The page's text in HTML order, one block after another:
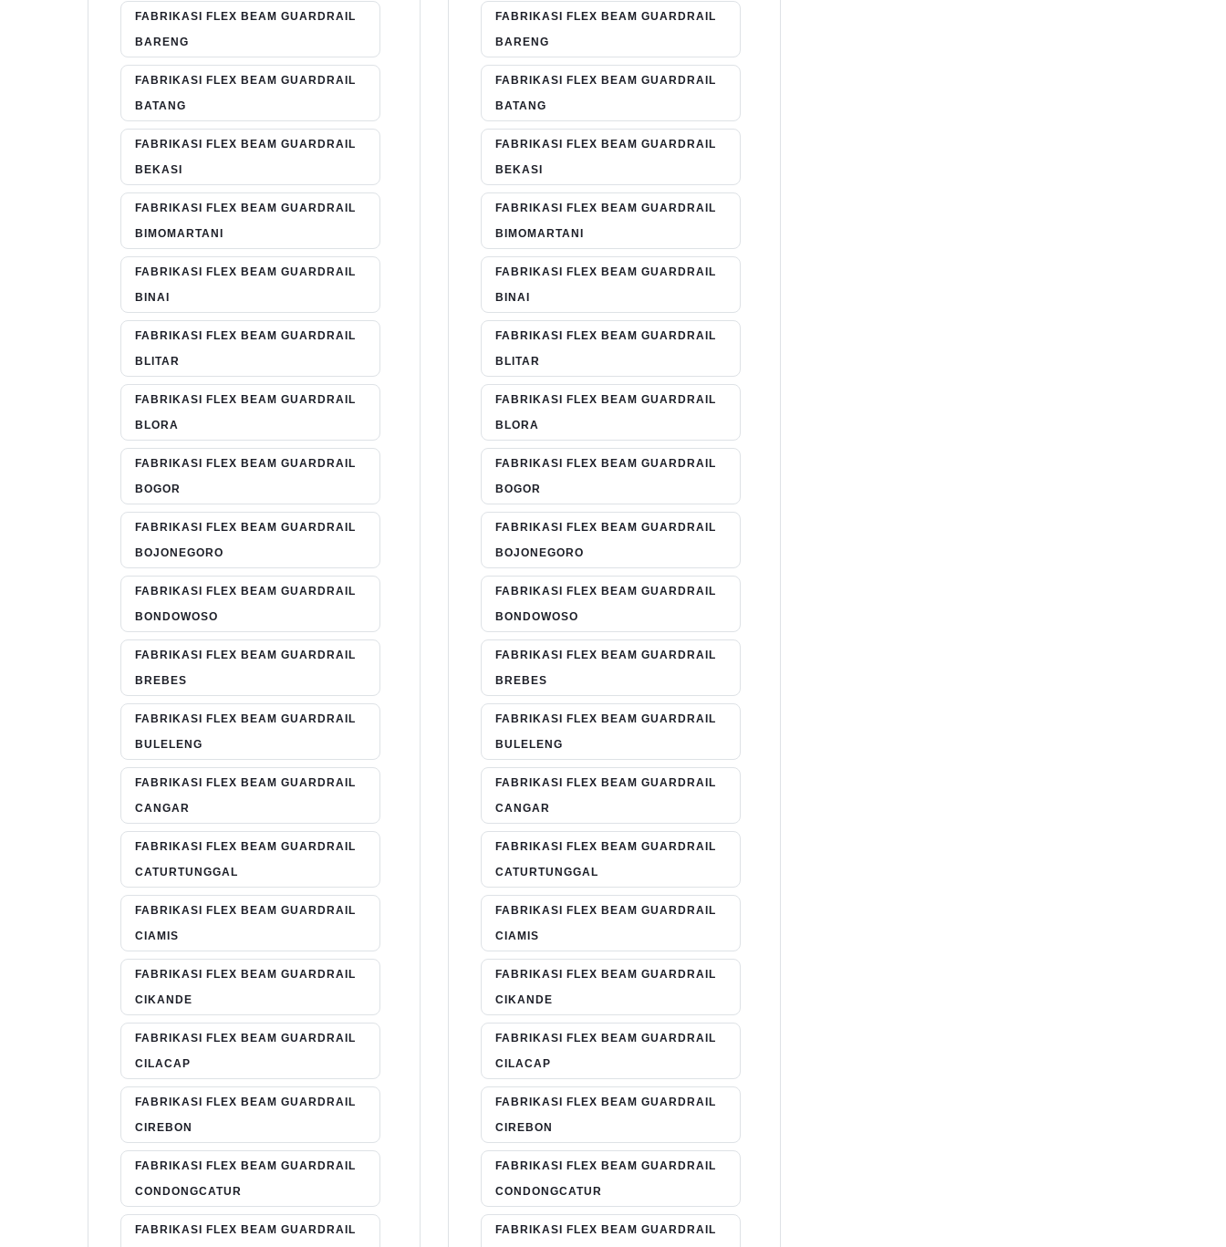
FABRIKASI FLEX BEAM GUARDRAIL
BARENG
FABRIKASI FLEX BEAM GUARDRAIL
BATANG
FABRIKASI FLEX BEAM GUARDRAIL
BEKASI
FABRIKASI FLEX BEAM GUARDRAIL
BIMOMARTANI
FABRIKASI FLEX BEAM GUARDRAIL
BINAI
FABRIKASI FLEX BEAM GUARDRAIL
BLITAR
FABRIKASI FLEX BEAM GUARDRAIL
BLORA
FABRIKASI FLEX BEAM GUARDRAIL
BOGOR
FABRIKASI FLEX BEAM GUARDRAIL
BOJONEGORO
FABRIKASI FLEX BEAM GUARDRAIL
BONDOWOSO
FABRIKASI FLEX BEAM GUARDRAIL
BREBES
FABRIKASI FLEX BEAM GUARDRAIL
BULELENG
FABRIKASI FLEX BEAM GUARDRAIL
CANGAR
FABRIKASI FLEX BEAM GUARDRAIL
CATURTUNGGAL
FABRIKASI FLEX BEAM GUARDRAIL
CIAMIS
FABRIKASI FLEX BEAM GUARDRAIL
CIKANDE
FABRIKASI FLEX BEAM GUARDRAIL
CILACAP
FABRIKASI FLEX BEAM GUARDRAIL
CIREBON
FABRIKASI FLEX BEAM GUARDRAIL
CONDONGCATUR
FABRIKASI FLEX BEAM GUARDRAIL
FABRIKASI FLEX BEAM GUARDRAIL
BARENG
FABRIKASI FLEX BEAM GUARDRAIL
BATANG
FABRIKASI FLEX BEAM GUARDRAIL
BEKASI
FABRIKASI FLEX BEAM GUARDRAIL
BIMOMARTANI
FABRIKASI FLEX BEAM GUARDRAIL
BINAI
FABRIKASI FLEX BEAM GUARDRAIL
BLITAR
FABRIKASI FLEX BEAM GUARDRAIL
BLORA
FABRIKASI FLEX BEAM GUARDRAIL
BOGOR
FABRIKASI FLEX BEAM GUARDRAIL
BOJONEGORO
FABRIKASI FLEX BEAM GUARDRAIL
BONDOWOSO
FABRIKASI FLEX BEAM GUARDRAIL
BREBES
FABRIKASI FLEX BEAM GUARDRAIL
BULELENG
FABRIKASI FLEX BEAM GUARDRAIL
CANGAR
FABRIKASI FLEX BEAM GUARDRAIL
CATURTUNGGAL
FABRIKASI FLEX BEAM GUARDRAIL
CIAMIS
FABRIKASI FLEX BEAM GUARDRAIL
CIKANDE
FABRIKASI FLEX BEAM GUARDRAIL
CILACAP
FABRIKASI FLEX BEAM GUARDRAIL
CIREBON
FABRIKASI FLEX BEAM GUARDRAIL
CONDONGCATUR
FABRIKASI FLEX BEAM GUARDRAIL